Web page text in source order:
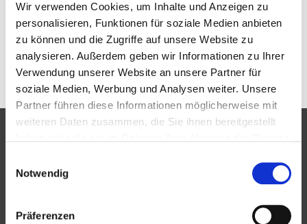
Wir verwenden Cookies, um Inhalte und Anzeigen zu
personalisieren, Funktionen für soziale Medien anbieten
zu können und die Zugriffe auf unsere Website zu
analysieren. Außerdem geben wir Informationen zu Ihrer
Verwendung unserer Website an unsere Partner für
soziale Medien, Werbung und Analysen weiter. Unsere
Partner führen diese Informationen möglicherweise mit
weiteren Daten zusammen, die Sie ihnen bereitgestellt
Notwendig
Präferenzen
Karate (8-10 Jahre)
MEHR ERFAHREN